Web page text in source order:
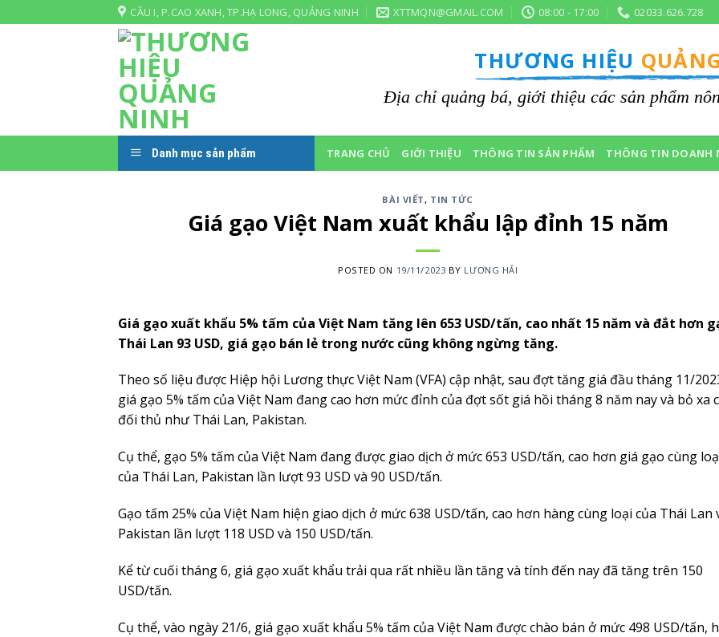
to
CẦU I, P.CAO XANH, TP.HẠ LONG, QUẢNG NINH XTTMQN@GMAIL.COM 08:00 - 17:00 02033.626.728
THƯƠNG HIỆU
Địa chỉ quảng bá, giới thiệu các sản phẩm
Danh mục sản phẩm TRANG CHỦ GIỚI THIỆU THÔNG TIN SẢN PHẨM THÔNG TIN DOANH
BÀI VIẾT, TIN TỨC
Giá gạo Việt Nam xuất khẩu lập đỉnh 15 năm
POSTED ON 19/11/2023 BY LƯƠNG HẢI
Giá gạo xuất khẩu 5% tấm của Việt Nam tăng lên 653 USD/tấn, cao nhất 15 năm và đắt hơn
Thái Lan 93 USD, giá gạo bán lẻ trong nước cũng không ngừng tăng.
Theo số liệu được Hiệp hội Lương thực Việt Nam (VFA) cập nhật, sau đợt tăng giá đầu tháng 11/
giá gạo 5% tấm của Việt Nam đang cao hơn mức đỉnh của đợt sốt giá hồi tháng 8 năm nay và bỏ xa
đối thủ như Thái Lan, Pakistan.
Cụ thể, gạo 5% tấm của Việt Nam đang được giao dịch ở mức 653 USD/tấn, cao hơn giá gạo cùng
của Thái Lan, Pakistan lần lượt 93 USD và 90 USD/tấn.
Gạo tấm 25% của Việt Nam hiện giao dịch ở mức 638 USD/tấn, cao hơn hàng cùng loại của Thái Lan
Pakistan lần lượt 118 USD và 150 USD/tấn.
Kể từ cuối tháng 6, giá gạo xuất khẩu trải qua rất nhiều lần tăng và tính đến nay đã tăng trên 150
USD/tấn.
Cụ thể, vào ngày 21/6, giá gạo xuất khẩu 5% tấm của Việt Nam được chào bán ở mức 498 USD/tấn,